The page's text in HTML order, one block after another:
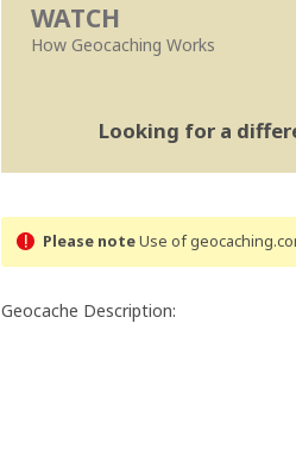
WATCH
How Geocaching Works
Looking for a
Please noteUse of
Geocache Description: